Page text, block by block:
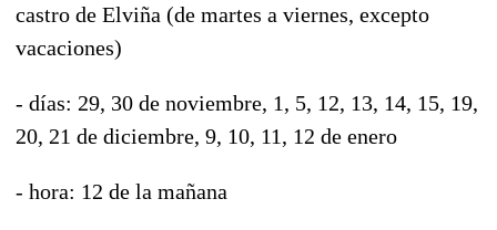
castro de Elviña (de martes a viernes, excepto
vacaciones)
- días: 29, 30 de noviembre, 1, 5, 12, 13, 14, 15, 19,
20, 21 de diciembre, 9, 10, 11, 12 de enero
- hora: 12 de la mañana